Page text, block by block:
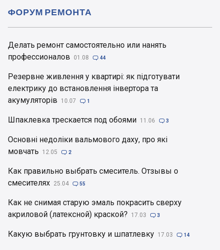
Делать ремонт самостоятельно или нанять
профессионалов
01.08  44
Резервне живлення у квартирі: як підготувати
електрику до встановлення інвертора та
акумуляторів
10.07  1
Шпаклевка трескается под обоями 11.06  3
Основні недоліки вальмового даху, про які
мовчать
12.05  2
Как правильно выбрать смеситель. Отзывы о
смесителях 25.04  55
Как не снимая старую эмаль покрасить сверху
акриловой (латексной) краской?
17.03  3
Какую выбрать грунтовку и шпатлевку 17.03  14
ФОРУМ РЕМОНТА